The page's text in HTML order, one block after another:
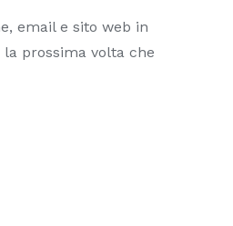
email e sito web in
prossima volta che